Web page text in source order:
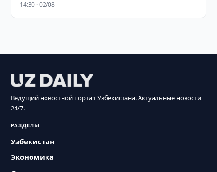
14:30 · 02/08
Ведущий новостной портал Узбекистана. Актуальные новости
24/7.
РАЗДЕЛЫ
Узбекистан
Экономика